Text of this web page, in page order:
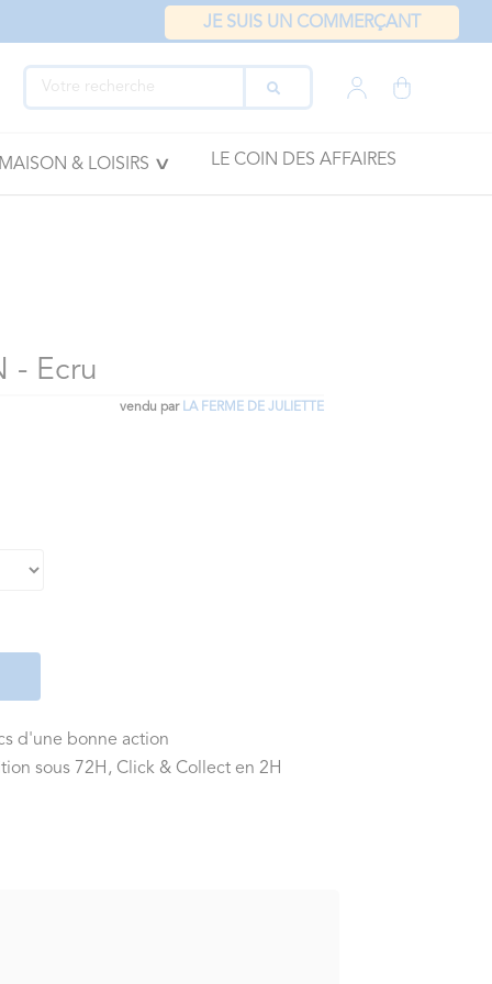
JE SUIS UN COMMERÇANT
MAISON & LOISIRS LE COIN DES AFFAIRES
- Ecru
vendu par LA FERME DE JULIETTE
d'une bonne action
sous 72H, Click & Collect en 2H